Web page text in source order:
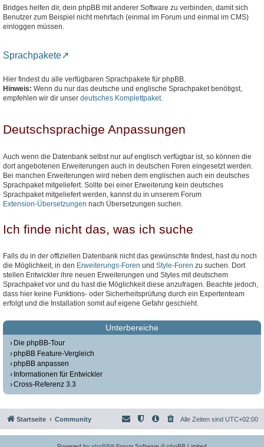
Bridges helfen dir, dein phpBB mit anderer Software zu verbinden, damit sich
Benutzer zum Beispiel nicht mehrfach (einmal im Forum und einmal im CMS)
einloggen müssen.
Sprachpakete
Hier findest du alle verfügbaren Sprachpakete für phpBB.
Hinweis: Wenn du nur das deutsche und englische Sprachpaket benötigst,
empfehlen wir dir unser deutsches Komplettpaket.
Deutschsprachige Anpassungen
Auch wenn die Datenbank selbst nur auf englisch verfügbar ist, so können die
dort angebotenen Erweiterungen auch in deutschen Foren eingesetzt werden.
Bei manchen Erweiterungen wird neben dem englischen auch ein deutsches
Sprachpaket mitgeliefert. Sollte bei einer Erweiterung kein deutsches
Sprachpaket mitgeliefert werden, kannst du in unserem Forum
Extension-Übersetzungen nach Übersetzungen suchen.
Ich finde nicht das, was ich suche
Falls du in der offiziellen Datenbank nicht das gewünschte findest, hast du noch
die Möglichkeit, in den Erweiterungs-Foren und Style-Foren zu suchen. Dort
stellen Entwickler ihre neuen Erweiterungen und Styles mit deutschem
Sprachpaket vor und du hast die Möglichkeit diese anzufragen. Beachte jedoch,
dass hier keine Funktions- oder Sicherheitsprüfung durch ein Expertenteam
erfolgt und die Installation somit auf eigene Gefahr geschieht.
Unterbereiche
Die phpBB-Tour
phpBB Feature-Vergleich
phpBB anpassen
Informationen für Entwickler
Cross-Referenz 3.3
Startseite Community Alle Zeiten sind UTC+02:00